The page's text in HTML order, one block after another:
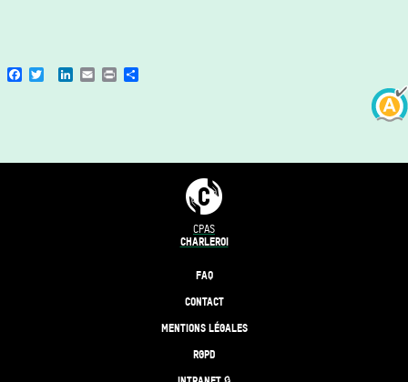
Facebook
TwitterLinkedIn
EmailPrint
CPAS
CHARLEROI
FAQ
CONTACT
MENTIONS LÉGALES
RGPD